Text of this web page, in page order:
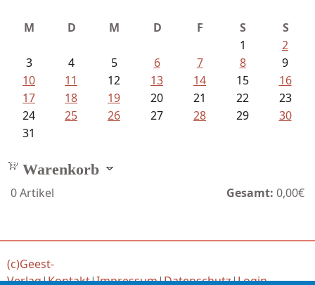
M D M D F S
S
1
2
3
4 5 6 7 8
9
10
11 12 13 14 15
16
17
18 19 20 21 22
23
24
25 26 27 28 29
30
31
Warenkorb
0Artikel Gesamt: 0,00€
(c)Geest-
Verlag|Kontakt|Impressum|Datenschutz|Login